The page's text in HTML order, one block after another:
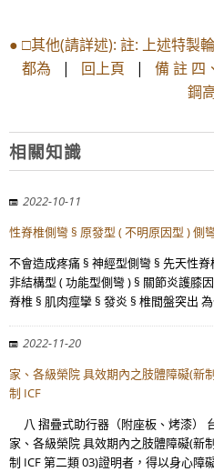
● □其他(請詳述): 註: 上述特製
都為 | 回上頁 | 備 註 四
鋼
相關知識
2022-10-11
性脊椎側彎 § 原發型 ( 不明原因型 ) 側
不會造成疼痛 § 神經型側彎 § 先天性
非結構型 ( 功能型側彎 ) § 關節炎護膝
脊椎 § 肌肉痙攣 § 發炎 § 椎間盤突出
2022-11-20
家、各級榮院 具效期內之肢體障礙(新
制 ICF
八 摺疊式助行器（附座板、烤漆）
家、各級榮院 具效期內之肢體障礙(新
制 ICF 第二類 03)證明者，得以身心障